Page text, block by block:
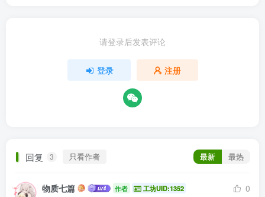
请登录后发表评论
登录 注册
回复 3 只看作者 最新 最热
物质七篇 作者 工坊UID:1352
0